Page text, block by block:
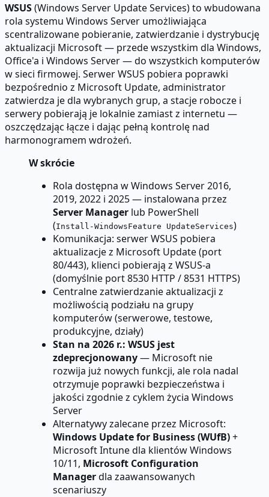
WSUS(Windows Server Update Services) to wbudowana
rola systemu Windows Server umożliwiająca
scentralizowane pobieranie, zatwierdzanie i dystrybucję
aktualizacji Microsoft — przede wszystkim dla Windows,
Office'a i Windows Server — do wszystkich komputerów
w sieci firmowej. Serwer WSUS pobiera poprawki
bezpośrednio z Microsoft Update, administrator
zatwierdza je dla wybranych grup, a stacje robocze i
serwery pobierają je lokalnie zamiast z internetu —
oszczędzając łącze i dając pełną kontrolę nad
harmonogramem wdrożeń.
W skrócie
Rola dostępna w Windows Server 2016,
2019, 2022 i 2025 — instalowana przez
Server Manager lub PowerShell
(Install-WindowsFeature UpdateServices)
Komunikacja: serwer WSUS pobiera
aktualizacje z Microsoft Update (port
80/443), klienci pobierają z WSUS-a
(domyślnie port 8530 HTTP / 8531 HTTPS)
Centralne zatwierdzanie aktualizacji z
możliwością podziału na grupy
komputerów (serwerowe, testowe,
produkcyjne, działy)
Stan na 2026 r.: WSUS jest
zdeprecjonowany— Microsoft nie
rozwija już nowych funkcji, ale rola nadal
otrzymuje poprawki bezpieczeństwa i
jakości zgodnie z cyklem życia Windows
Server
Alternatywy zalecane przez Microsoft:
Windows Update for Business (WUfB)+
Microsoft Intune dla klientów Windows
10/11, Microsoft Configuration
Managerdla zaawansowanych
scenariuszy